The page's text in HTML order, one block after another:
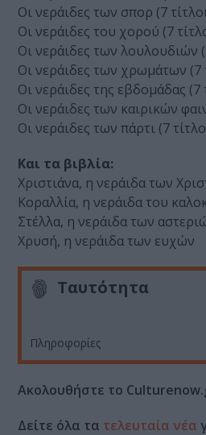
Οι νεράιδες των σπορ (7
Οι νεράιδες του χορού (7
Οι νεράιδες των λουλουδιών (7
Οι νεράιδες των χρωμάτων (7
Οι νεράιδες της εβδομάδας (7
Οι νεράιδες των καιρικών
Οι νεράιδες των πάρτι (7
Και τα βιβλία:
Χριστιάνα, η νεράιδα των
Κοραλλία, η νεράιδα του
Στέλλα, η νεράιδα των
Χρυσή, η νεράιδα των ευχών
Ταυτότητα
Πληροφορίες
Ακολουθήστε το
Δείτε όλα τα τελευταία νέα